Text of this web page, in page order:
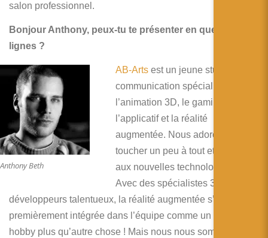
salon professionnel.
Bonjour Anthony, peux-tu te présenter en quelques
lignes ?
Anthony Beth
AB-Artsest un jeune studio de
communication spécialisé dans
l’animation 3D, le gaming,
l’applicatif et la réalité
augmentée. Nous adorons
toucher un peu à tout et surtout
aux nouvelles technologies !
Avec des spécialistes 3D et des
développeurs talentueux, la réalité augmentée s’est
premièrement intégrée dans l’équipe comme un simple
hobby plus qu’autre chose ! Mais nous nous sommes vite